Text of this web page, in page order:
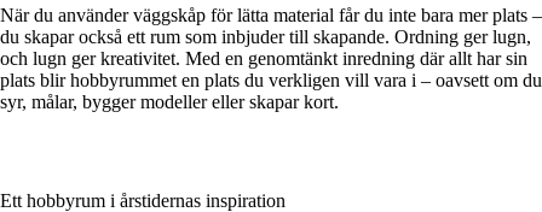
När du använder väggskåp för lätta material får du inte bara mer plats –
du skapar också ett rum som inbjuder till skapande. Ordning ger lugn,
och lugn ger kreativitet. Med en genomtänkt inredning där allt har sin
plats blir hobbyrummet en plats du verkligen vill vara i – oavsett om du
syr, målar, bygger modeller eller skapar kort.
Ett hobbyrum i årstidernas inspiration